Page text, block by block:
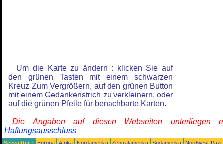
Um die Karte zu ändern : klicken Sie auf
den grünen Tasten mit einem schwarzen
Kreuz Zum Vergrößern, auf den grünen Button
mit einem Gedankenstrich zu verkleinern, oder
auf die grünen Pfeile für benachbarte Karten.
Die Angaben auf diesen Webseiten unterliegen
Haftungsausschluss
Seewetter : Europa Afrika Nordamerika Zentralamerika Südamerika
Nordwest-